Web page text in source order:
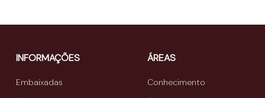
INFORMAÇÕES
Embaixadas
ÁREAS
Conhecimento